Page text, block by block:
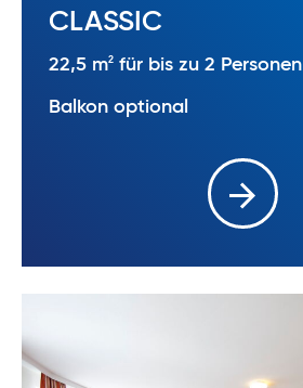
CLASSIC
22,5 m2 für bis zu 2 Personen
Balkon optional